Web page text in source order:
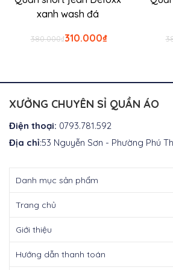
xanh wash đá
₫
380.000 Giá
₫
310.000 Giá
₫310.000.
XƯỞNG CHUYÊN SỈ QUẦN ÁO
Điện thoại: 0793.781.592
Địa chỉ:53 Nguyễn Sơn - Phường Phú
Danh mục sản phẩm
Trang chủ
Giới thiệu
Hướng dẫn thanh toán